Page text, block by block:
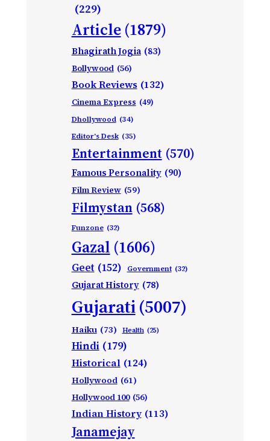
(229)
Article (1879)
Bhagirath Jogia (83)
Bollywood (56)
Book Reviews (132)
Cinema Express (49)
Dhollywood (34)
Editor's Desk (35)
Entertainment (570)
Famous Personality (90)
Film Review (59)
Filmystan (568)
Funzone (32)
Gazal (1606)
Geet (152) Government (32)
Gujarat History (78)
Gujarati(5007)
Haiku (73) Health (25)
Hindi (179)
Historical (124)
Hollywood (61)
Hollywood 100 (56)
Indian History (113)
Janamejay